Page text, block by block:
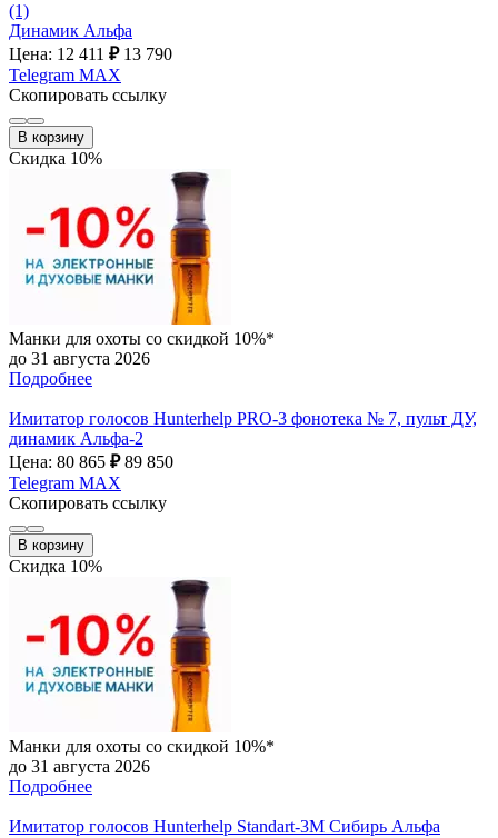
(1)
Динамик Альфа
Цена: 12 411 ₽ 13 790
Telegram MAX
Скопировать ссылку
В корзину
Скидка 10%
Манки для охоты со скидкой 10%*
до 31 августа 2026
Подробнее
Имитатор голосов Hunterhelp PRO-3 фонотека № 7, пульт ДУ,
динамик Альфа-2
Цена: 80 865 ₽ 89 850
Telegram MAX
Скопировать ссылку
В корзину
Скидка 10%
Манки для охоты со скидкой 10%*
до 31 августа 2026
Подробнее
Имитатор голосов Hunterhelp Standart-3М Сибирь Альфа